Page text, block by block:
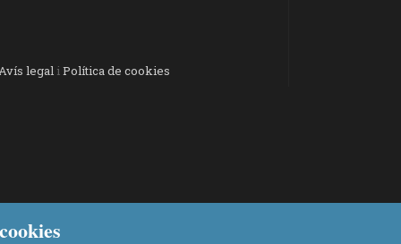
legaliPolítica de cookies